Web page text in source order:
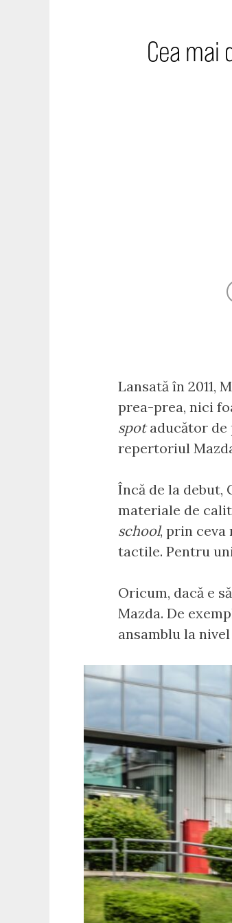
Cea
Lansată în 2011,
prea-prea, nici
spotaducător de
repertoriul
Încă de la
materiale de
school, prin ceva
tactile. Pentru
Oricum, dacă e
Mazda. De
ansamblu la